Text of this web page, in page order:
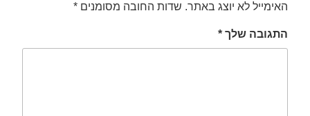
האימייל לא יוצג באתר. שדות החובה מסומנים *
התגובה שלך *